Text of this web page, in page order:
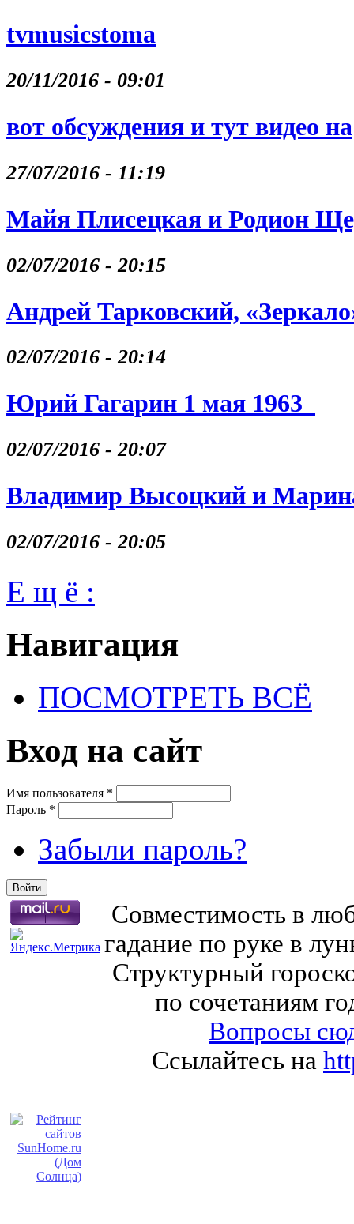
tvmusicstoma
20/11/2016 - 09:01
вот обсуждения и тут видео на
27/07/2016 - 11:19
Майя Плисецкая и Родион
02/07/2016 - 20:15
Андрей Тарковский,
02/07/2016 - 20:14
Юрий Гагарин 1 мая 1963
02/07/2016 - 20:07
Владимир Высоцкий и
02/07/2016 - 20:05
Е щ ё :
Навигация
ПОСМОТРЕТЬ ВСЁ
Вход на сайт
Имя пользователя *
Пароль *
Забыли пароль?
Совместимость в
гадание по руке в
Структурный
по сочетаниям
Вопросы
Ссылайтесь на